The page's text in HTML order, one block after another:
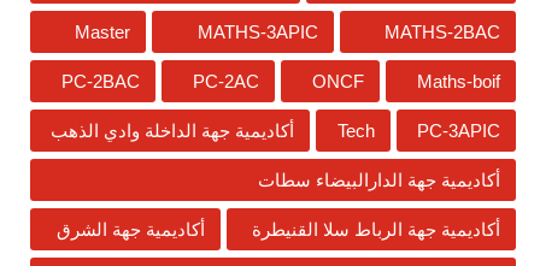
MATHS-2BAC
MATHS-3APIC
Master
Maths-boif
ONCF
PC-2AC
PC-2BAC
PC-3APIC
Tech أكاديمية جهة الداخلة وادي الذهب
أكاديمية جهة الدارالبيضاء سطات
أكاديمية جهة الرباط سلا القنيطرة أكاديمية جهة الشرق